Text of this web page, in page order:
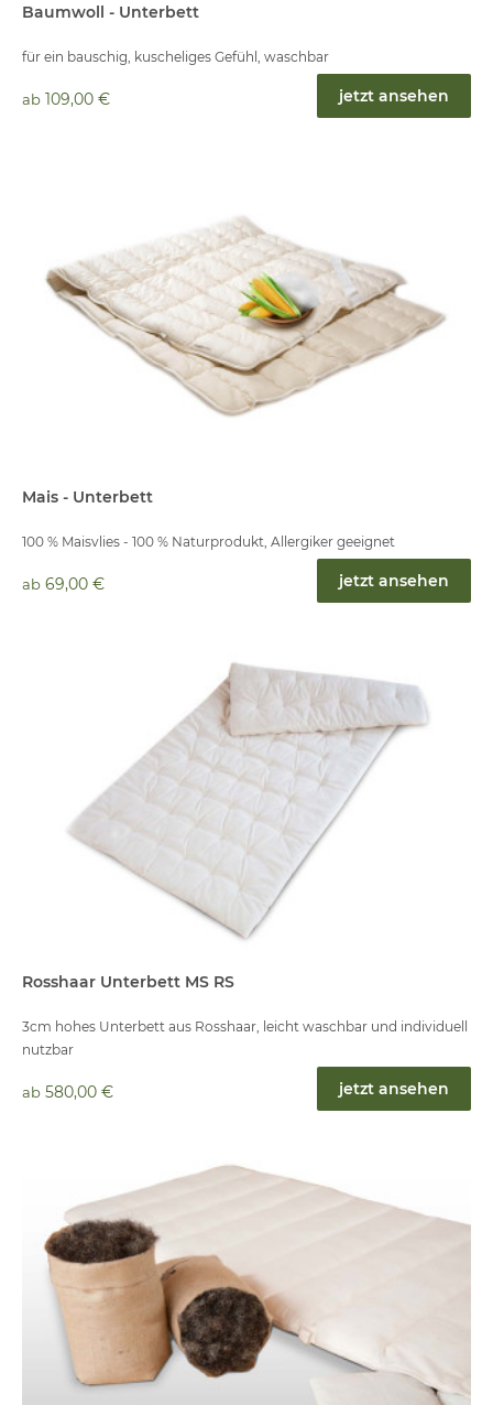
Baumwoll - Unterbett
für ein bauschig, kuscheliges Gefühl, waschbar
ab 109,00 € jetzt ansehen
Mais - Unterbett
100 % Maisvlies - 100 % Naturprodukt, Allergiker geeignet
ab 69,00 € jetzt ansehen
Rosshaar Unterbett MS RS
3cm hohes Unterbett aus Rosshaar, leicht waschbar und individuell
nutzbar
ab 580,00 € jetzt ansehen